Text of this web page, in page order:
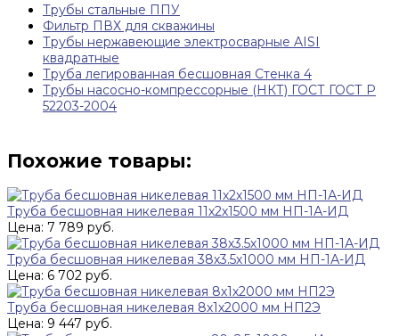
Трубы стальные ППУ
Фильтр ПВХ для скважины
Трубы нержавеющие электросварные AISI
квадратные
Труба легированная бесшовная Стенка 4
Трубы насосно-компрессорные (НКТ) ГОСТ ГОСТ Р
52203-2004
Похожие товары:
Труба бесшовная никелевая 11х2х1500 мм НП-1А-ИД
Цена: 7 789 руб.
Труба бесшовная никелевая 38х3.5х1000 мм НП-1А-ИД
Цена: 6 702 руб.
Труба бесшовная никелевая 8х1х2000 мм НП2Э
Цена: 9 447 руб.